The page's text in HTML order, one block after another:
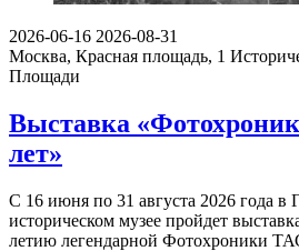
2026-06-16 2026-08-31
Москва, Красная площадь, 1
Площади
Выставка
лет»
С 16 июня по 31 августа 2026 года в
историческом музее пройдет
летию легендарной Фотохроники